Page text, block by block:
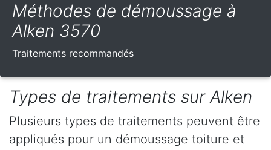
Méthodes de démoussage à
Alken 3570
Traitements recommandés
Types de traitements sur Alken
Plusieurs types de traitements peuvent être
appliqués pour un démoussage toiture et